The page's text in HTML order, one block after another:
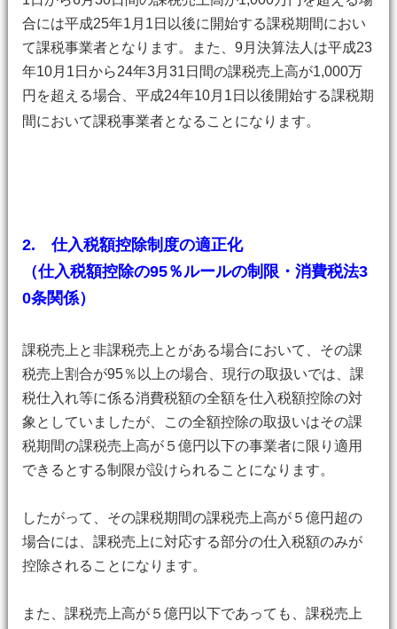
合には平成25年1月1日以後に開始する課税期間におい
て課税事業者となります。また、9月決算法人は平成23
年10月1日から24年3月31日間の課税売上高が1,000万
円を超える場合、平成24年10月1日以後開始する課税期
間において課税事業者となることになります。
2. 仕入税額控除制度の適正化
（仕入税額控除の95％ルールの制限・消費税法3
0条関係）
課税売上と非課税売上とがある場合において、その課
税売上割合が95％以上の場合、現行の取扱いでは、課
税仕入れ等に係る消費税額の全額を仕入税額控除の対
象としていましたが、この全額控除の取扱いはその課
税期間の課税売上高が５億円以下の事業者に限り適用
できるとする制限が設けられることになります。
したがって、その課税期間の課税売上高が５億円超の
場合には、課税売上に対応する部分の仕入税額のみが
控除されることになります。
また、課税売上高が５億円以下であっても、課税売上